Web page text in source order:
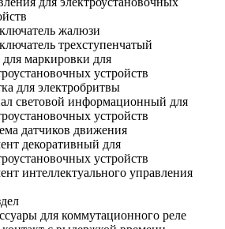
жалюзи
трехступенчатый
маркировки для
устройств
для электробритвы
световой информационный для
устройств
датчиков движения
декоративный для
устройств
интеллектуального управления
для коммутационного реле